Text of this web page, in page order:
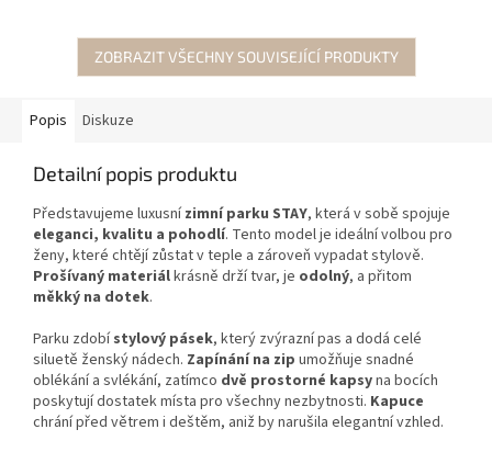
ZOBRAZIT VŠECHNY SOUVISEJÍCÍ PRODUKTY
Popis Diskuze
Detailní popis produktu
Představujeme luxusnízimní parku STAY, která v sobě spojuje
eleganci, kvalitu a pohodlí. Tento model je ideální volbou pro
ženy, které chtějí zůstat v teple a zároveň vypadat stylově.
Prošívaný materiálkrásně drží tvar, je odolný, a přitom
měkký na dotek.
Parku zdobístylový pásek, který zvýrazní pas a dodá celé
siluetě ženský nádech. Zapínání na zip umožňuje snadné
oblékání a svlékání, zatímco dvě prostorné kapsyna bocích
poskytují dostatek místa pro všechny nezbytnosti. Kapuce
chrání před větrem i deštěm, aniž by narušila elegantní vzhled.